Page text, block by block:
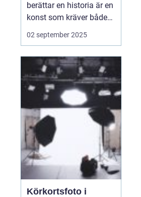
berättar en historia är en
konst som kräver både
teknisk skicklighet och
ett kreativt öga.
02 september 2025
Körkortsfoto i